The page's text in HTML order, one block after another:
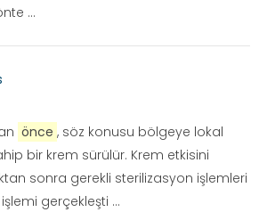
...
önce , söz konusu bölgeye lokal
bir krem sürülür. Krem etkisini
sonra gerekli sterilizasyon işlemleri
gerçekleşti ...